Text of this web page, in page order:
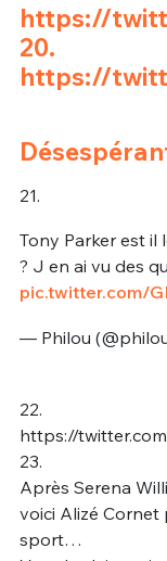
https://
20.
https://
21.
Tony Parker est il
? J en ai vu des
pic.twitter.com/
— Philou
22.
https://
23.
Après Serena
voici Alizé Cornet
sport…